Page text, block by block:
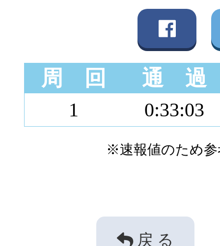
周 回 通 過
1 0:33:03
※速報値のため
戻 る